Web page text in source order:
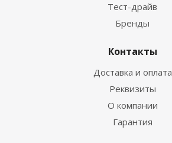
Тест-драйв
Бренды
Контакты
Доставка и оплата
Реквизиты
О компании
Гарантия